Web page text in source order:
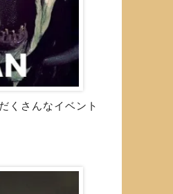
くさんなイベント